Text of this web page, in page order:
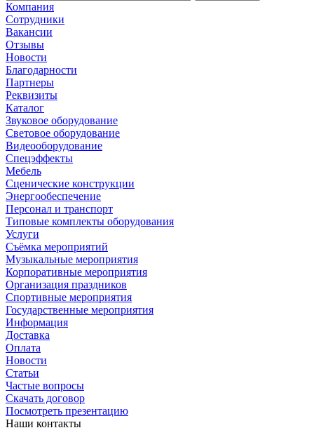
Компания
Сотрудники
Вакансии
Отзывы
Новости
Благодарности
Партнеры
Реквизиты
Каталог
Звуковое оборудование
Световое оборудование
Видеооборудование
Спецэффекты
Мебель
Сценические конструкции
Энергообеспечение
Персонал и транспорт
Типовые комплекты оборудования
Услуги
Съёмка мероприятий
Музыкальные мероприятия
Корпоративные мероприятия
Организация праздников
Спортивные мероприятия
Государственные мероприятия
Информация
Доставка
Оплата
Новости
Статьи
Частые вопросы
Скачать договор
Посмотреть презентацию
Наши контакты